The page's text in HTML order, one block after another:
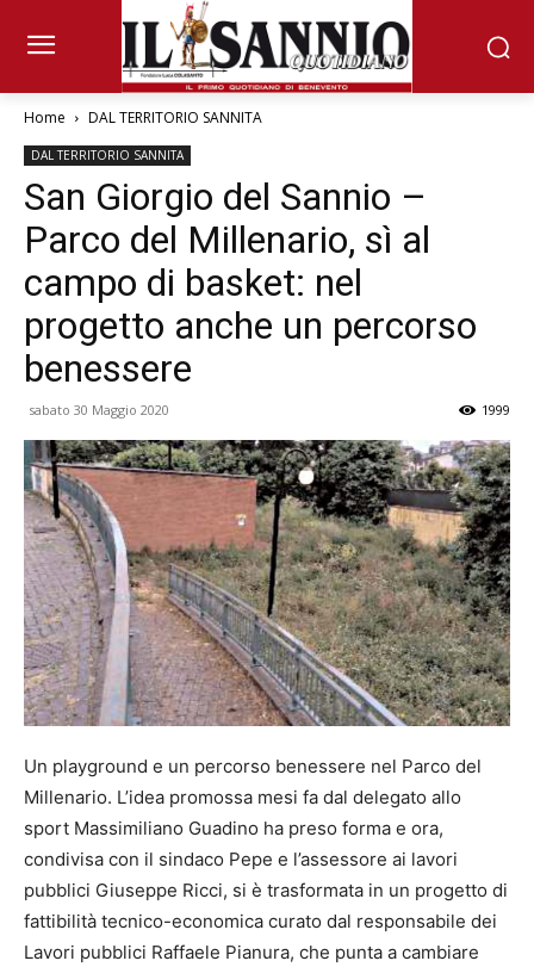
Home DAL TERRITORIO SANNITA
DAL TERRITORIO SANNITA
San Giorgio del Sannio –
Parco del Millenario, sì al
campo di basket: nel
progetto anche un percorso
benessere
sabato 30 Maggio 2020 1999
Un playground e un percorso benessere nel Parco del
Millenario. L’idea promossa mesi fa dal delegato allo
sport Massimiliano Guadino ha preso forma e ora,
condivisa con il sindaco Pepe e l’assessore ai lavori
pubblici Giuseppe Ricci, si è trasformata in un progetto di
fattibilità tecnico-economica curato dal responsabile dei
Lavori pubblici Raffaele Pianura, che punta a cambiare